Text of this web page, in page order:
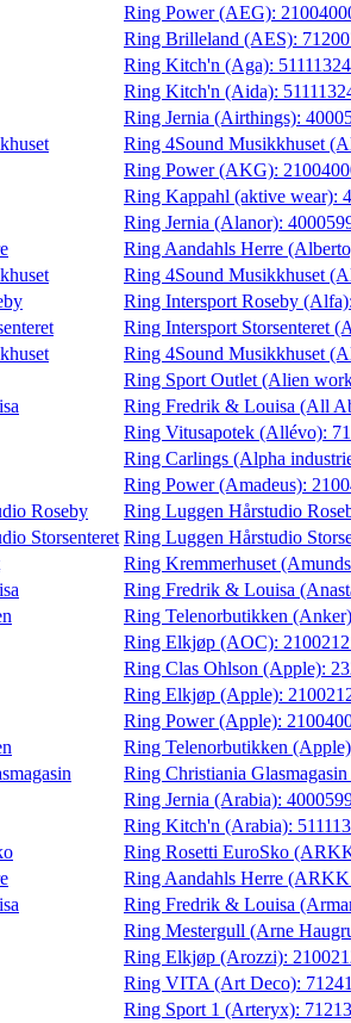
Ring Power (AEG):
Ring Brilleland (AES):
Ring Kitch'n (Aga): 51111324
Ring Kitch'n (Aida):
Ring Jernia (Airthings):
Ring 4Sound Musikkhuset
Ring Power (AKG):
Ring Kappahl (aktive wear):
Ring Jernia (Alanor):
Ring Aandahls Herre
Ring 4Sound Musikkhuset
Ring Intersport Roseby (Alfa):
Ring Intersport Storsenteret
Ring 4Sound Musikkhuset
Ring Sport Outlet (Alien
Ring Fredrik & Louisa (All
Ring Vitusapotek (Allévo):
Ring Carlings (Alpha
Ring Power (Amadeus):
Roseby Ring Luggen Hårstudio
Storsenteret Ring Luggen Hårstudio
Ring Kremmerhuset
Ring Fredrik & Louisa
Ring Telenorbutikken
Ring Elkjøp (AOC):
Ring Clas Ohlson (Apple):
Ring Elkjøp (Apple):
Ring Power (Apple):
Ring Telenorbutikken
Ring Christiania
Ring Jernia (Arabia):
Ring Kitch'n (Arabia):
Ring Rosetti EuroSko
Ring Aandahls Herre (ARKK
Ring Fredrik & Louisa
Ring Mestergull (Arne
Ring Elkjøp (Arozzi):
Ring VITA (Art Deco):
Ring Sport 1 (Arteryx):